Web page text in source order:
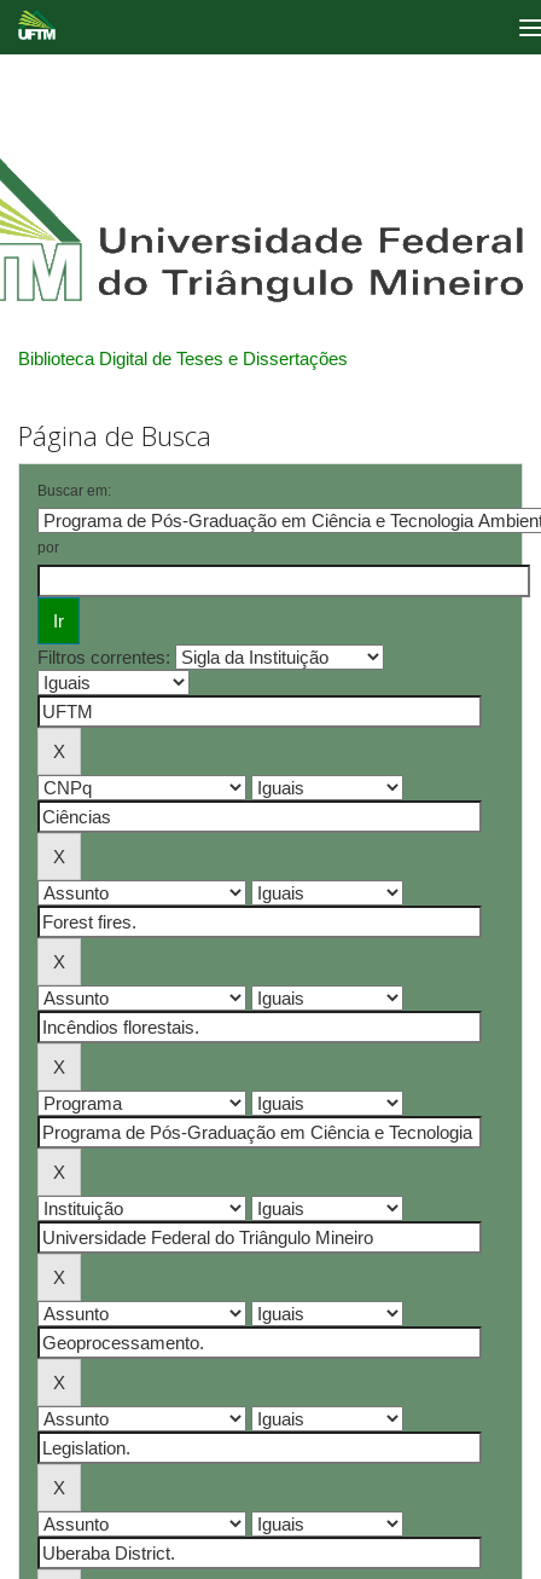
Biblioteca Digital de Teses e Dissertações
Página de Busca
Buscar em:
por
Filtros correntes: